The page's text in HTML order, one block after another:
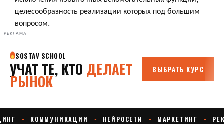
целесообразность реализации которых под большим
вопросом.
РЕКЛАМА